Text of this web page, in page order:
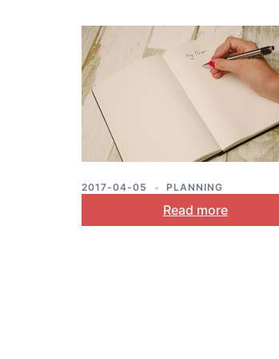
2017-04-05 PLANNING
Read more